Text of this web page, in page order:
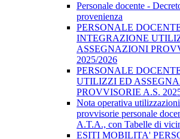
Personale docente -
provenienza
PERSONALE
INTEGRAZIONE
ASSEGNAZIONI
2025/2026
PERSONALE
UTILIZZI ED
PROVVISORIE A.S.
Nota operativa
provvisorie personale
A.T.A., con Tabelle di
ESITI MOBILITA'